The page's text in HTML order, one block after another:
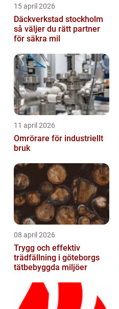
15 april 2026
Däckverkstad stockholm
så väljer du rätt partner
för säkra mil
11 april 2026
Omrörare för industriellt
bruk
08 april 2026
Trygg och effektiv
trädfällning i göteborgs
tätbebyggda miljöer